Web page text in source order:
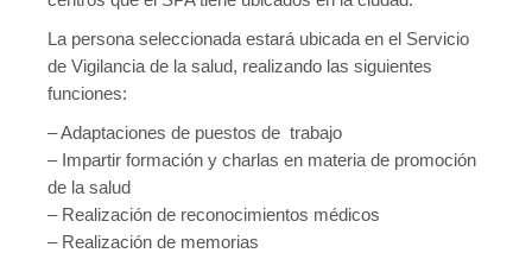
La persona seleccionada estará ubicada en el Servicio
de Vigilancia de la salud, realizando las siguientes
funciones:
– Adaptaciones de puestos de trabajo
– Impartir formación y charlas en materia de promoción
de la salud
– Realización de reconocimientos médicos
– Realización de memorias